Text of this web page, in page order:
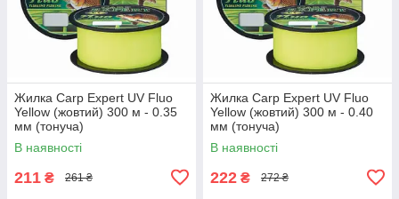
Жилка Carp Expert UV Fluo
Yellow (жовтий) 300 м - 0.35
мм (тонуча)
В наявності
211 ₴ 261 ₴
Жилка Carp Expert UV Fluo
Yellow (жовтий) 300 м - 0.40
мм (тонуча)
В наявності
222 ₴ 272 ₴